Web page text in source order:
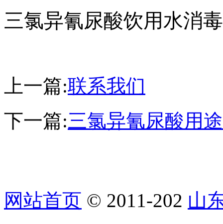
三氯异氰尿酸饮用水消
上一篇:联系我们
下一篇:三氯异氰尿酸用途
网站首页 © 2011-202 山